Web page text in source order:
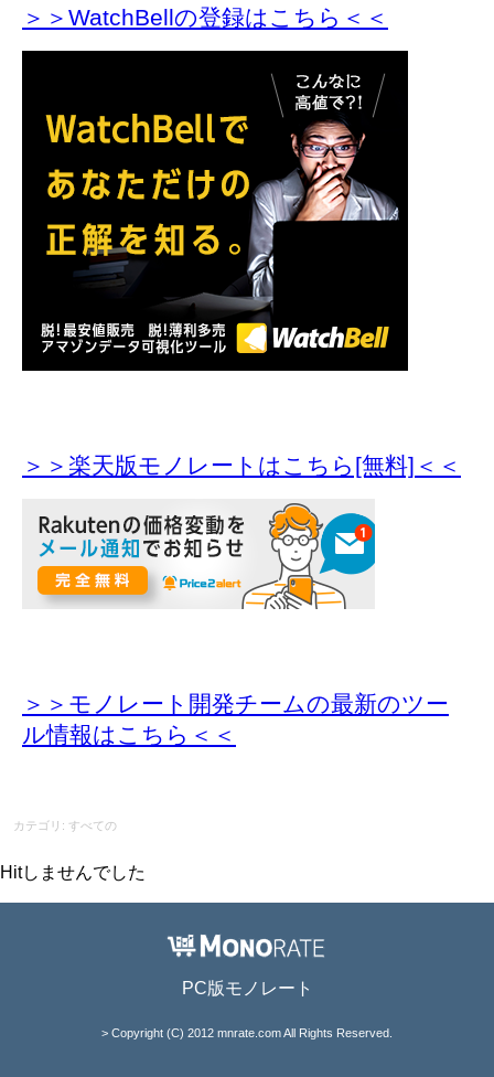
＞＞WatchBellの登録はこちら＜＜
＞＞楽天版モノレートはこちら[無料]＜＜
＞＞モノレート開発チームの最新のツー
ル情報はこちら＜＜
カテゴリ: すべての
Hitしませんでした
PC版モノレート
> Copyright (C) 2012 mnrate.com All Rights Reserved.